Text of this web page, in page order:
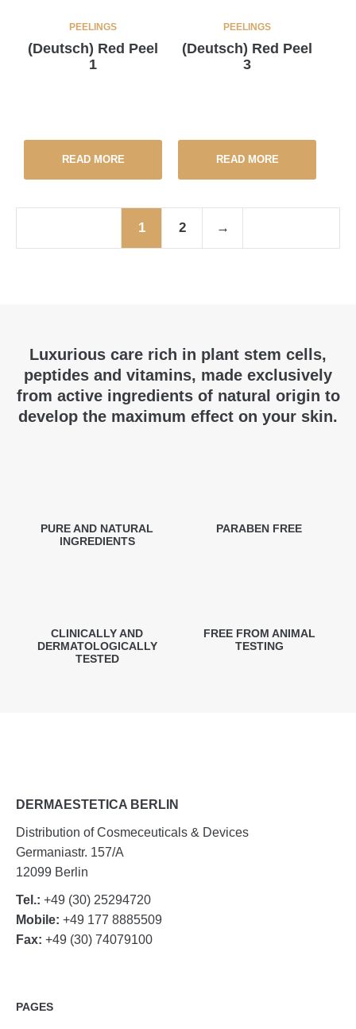
PEELINGS
(Deutsch) Red Peel
1
READ MORE
PEELINGS
(Deutsch) Red Peel
3
READ MORE
1 2 →
Luxurious care rich in plant stem cells,
peptides and vitamins, made exclusively
from active ingredients of natural origin to
develop the maximum effect on your skin.
PURE AND NATURAL
INGREDIENTS
PARABEN FREE
CLINICALLY AND
DERMATOLOGICALLY
TESTED
FREE FROM ANIMAL
TESTING
DERMAESTETICA BERLIN
Distribution of Cosmeceuticals & Devices
Germaniastr. 157/A
12099 Berlin
Tel.: +49 (30) 25294720
Mobile: +49 177 8885509
Fax: +49 (30) 74079100
PAGES